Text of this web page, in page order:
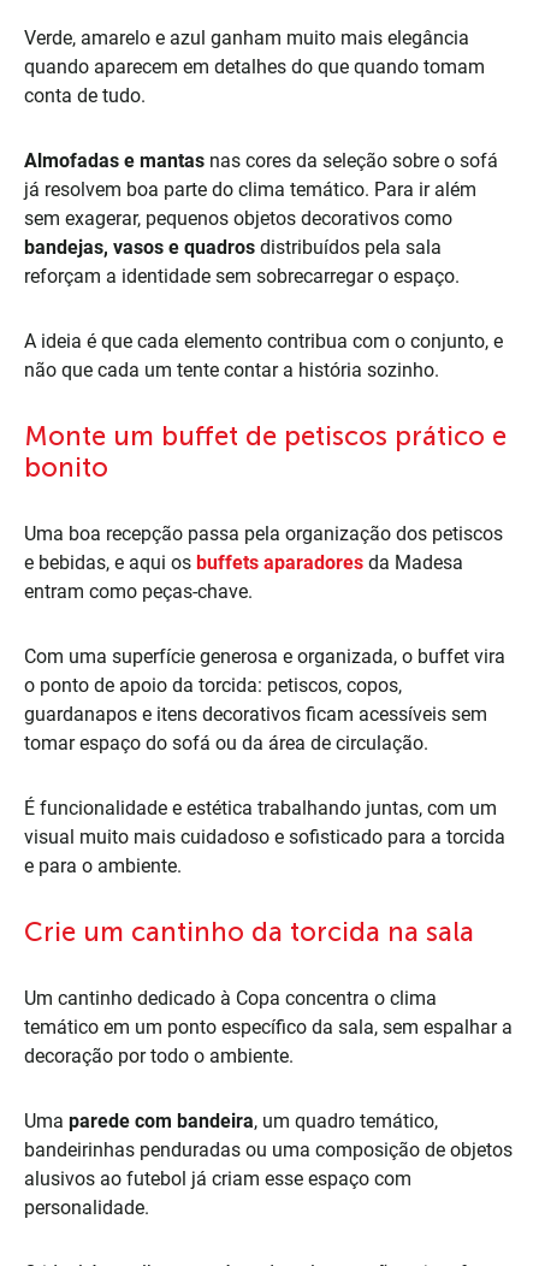
Verde, amarelo e azul ganham muito mais elegância
quando aparecem em detalhes do que quando tomam
conta de tudo.
Almofadas e mantas nas cores da seleção sobre o sofá
já resolvem boa parte do clima temático. Para ir além
sem exagerar, pequenos objetos decorativos como
bandejas, vasos e quadros distribuídos pela sala
reforçam a identidade sem sobrecarregar o espaço.
A ideia é que cada elemento contribua com o conjunto, e
não que cada um tente contar a história sozinho.
Monte um buffet de petiscos prático e
bonito
Uma boa recepção passa pela organização dos petiscos
e bebidas, e aqui os buffets aparadores da Madesa
entram como peças-chave.
Com uma superfície generosa e organizada, o buffet vira
o ponto de apoio da torcida: petiscos, copos,
guardanapos e itens decorativos ficam acessíveis sem
tomar espaço do sofá ou da área de circulação.
É funcionalidade e estética trabalhando juntas, com um
visual muito mais cuidadoso e sofisticado para a torcida
e para o ambiente.
Crie um cantinho da torcida na sala
Um cantinho dedicado à Copa concentra o clima
temático em um ponto específico da sala, sem espalhar a
decoração por todo o ambiente.
Uma parede com bandeira, um quadro temático,
bandeirinhas penduradas ou uma composição de objetos
alusivos ao futebol já criam esse espaço com
personalidade.